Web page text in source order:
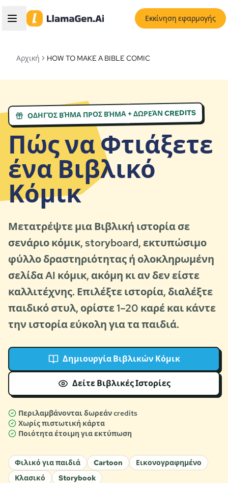
Εκκίνηση εφαρμογής
Αρχική HOW TO MAKE A BIBLE COMIC
ΟΔΗΓΌΣ ΒΉΜΑ ΠΡΟΣ ΒΉΜΑ + ΔΩΡΕΆΝ CREDITS
Πώς να Φτιάξετε
ένα Βιβλικό
Κόμικ
Μετατρέψτε μια Βιβλική ιστορία σε
σενάριο κόμικ, storyboard, εκτυπώσιμο
φύλλο δραστηριότητας ή ολοκληρωμένη
σελίδα AI κόμικ, ακόμη κι αν δεν είστε
καλλιτέχνης. Επιλέξτε ιστορία, διαλέξτε
παιδικό στυλ, ορίστε 1–20 καρέ και κάντε
την ιστορία εύκολη για τα παιδιά.
Δημιουργία Βιβλικών Κόμικ
Δείτε Βιβλικές Ιστορίες
Περιλαμβάνονται δωρεάν credits
Χωρίς πιστωτική κάρτα
Ποιότητα έτοιμη για εκτύπωση
Φιλικό για παιδιά Cartoon
Εικονογραφημένο
Κλασικό
Storybook